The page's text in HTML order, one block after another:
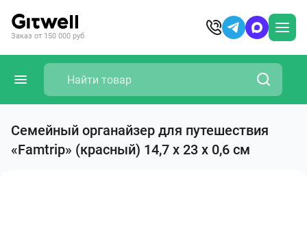
Заказ от 150 000 руб
Семейный органайзер для путешествия
«Famtrip» (красный) 14,7 х 23 х 0,6 см